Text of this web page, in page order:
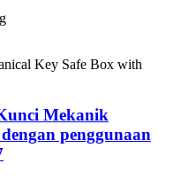
Mekanik
penggunaan